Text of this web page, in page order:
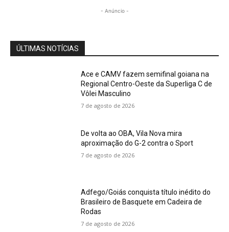
- Anúncio -
ÚLTIMAS NOTÍCIAS
Ace e CAMV fazem semifinal goiana na
Regional Centro-Oeste da Superliga C de
Vôlei Masculino
7 de agosto de 2026
De volta ao OBA, Vila Nova mira
aproximação do G-2 contra o Sport
7 de agosto de 2026
Adfego/Goiás conquista título inédito do
Brasileiro de Basquete em Cadeira de
Rodas
7 de agosto de 2026